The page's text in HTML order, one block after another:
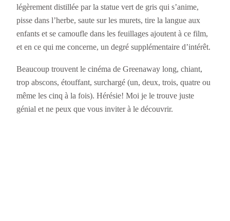
légèrement distillée par la statue vert de gris qui s’anime,
pisse dans l’herbe, saute sur les murets, tire la langue aux
enfants et se camoufle dans les feuillages ajoutent à ce film,
et en ce qui me concerne, un degré supplémentaire d’intérêt.
Beaucoup trouvent le cinéma de Greenaway long, chiant,
trop abscons, étouffant, surchargé (un, deux, trois, quatre ou
même les cinq à la fois). Hérésie! Moi je le trouve juste
génial et ne peux que vous inviter à le découvrir.